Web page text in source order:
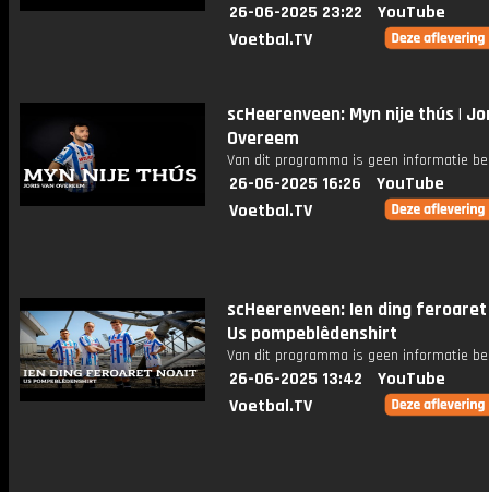
26-06-2025 23:22
YouTube
Voetbal.TV
scHeerenveen: Myn nije thús |
Overeem
Van dit programma is geen informatie
26-06-2025 16:26
YouTube
Voetbal.TV
scHeerenveen: Ien ding
Us pompeblêdenshirt
Van dit programma is geen informatie
26-06-2025 13:42
YouTube
Voetbal.TV